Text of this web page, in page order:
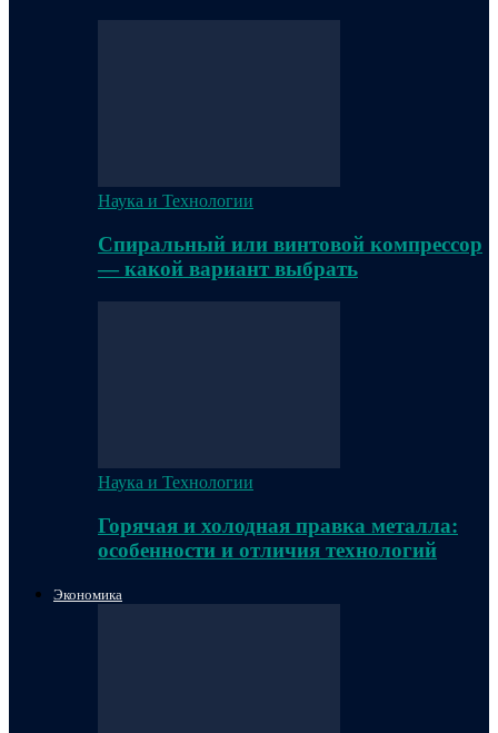
Наука и Технологии
Спиральный или винтовой компрессор
— какой вариант выбрать
Наука и Технологии
Горячая и холодная правка металла:
особенности и отличия технологий
Экономика